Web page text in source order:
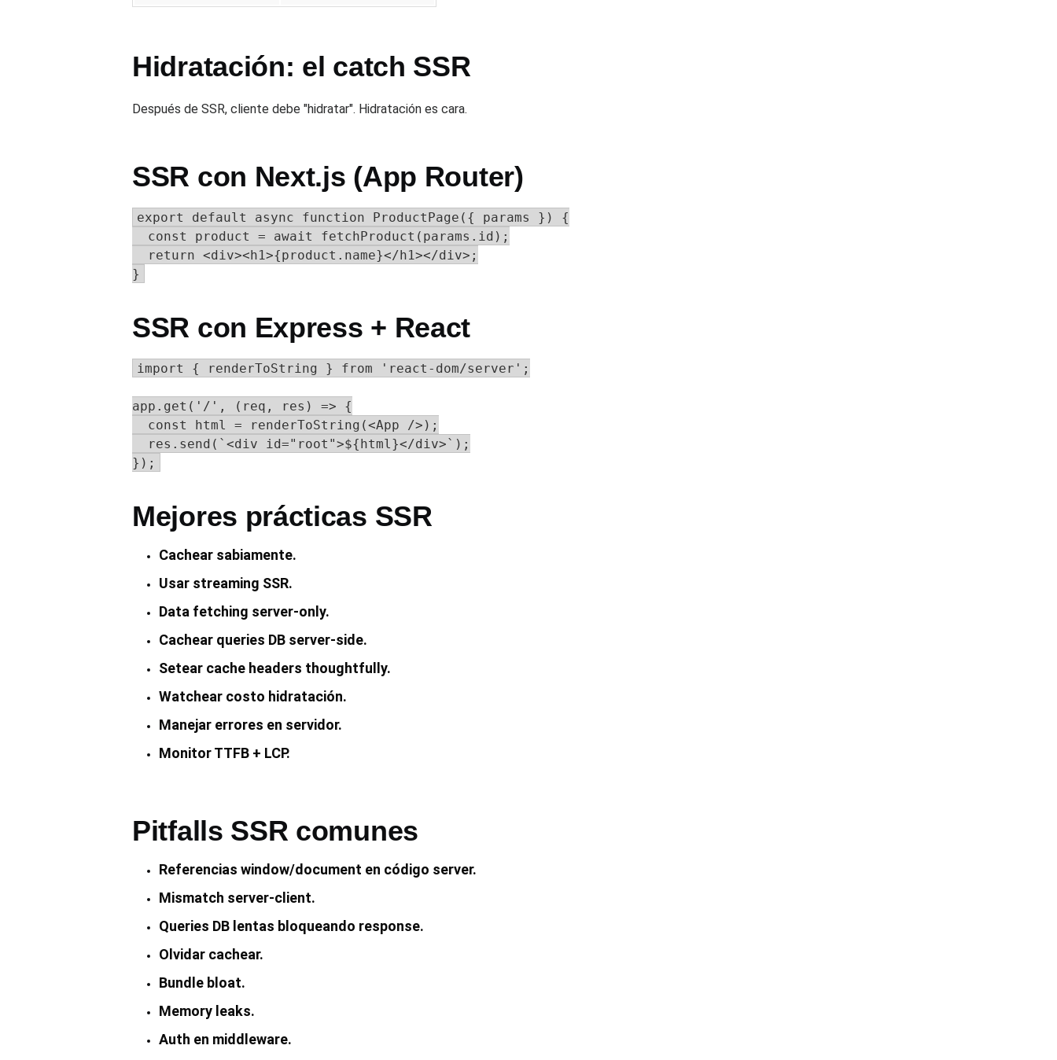
Hidratación: el catch SSR
Después de SSR, cliente debe "hidratar". Hidratación es cara.
SSR con Next.js (App Router)
export default async function ProductPage({ params }) {
  const product = await fetchProduct(params.id);
  return <div><h1>{product.name}</h1></div>;
}
SSR con Express + React
import { renderToString } from 'react-dom/server';
app.get('/', (req, res) => {
  const html = renderToString(<App />);
  res.send(`<div id="root">${html}</div>`);
});
Mejores prácticas SSR
Cachear sabiamente.
Usar streaming SSR.
Data fetching server-only.
Cachear queries DB server-side.
Setear cache headers thoughtfully.
Watchear costo hidratación.
Manejar errores en servidor.
Monitor TTFB + LCP.
Pitfalls SSR comunes
Referencias window/document en código server.
Mismatch server-client.
Queries DB lentas bloqueando response.
Olvidar cachear.
Bundle bloat.
Memory leaks.
Auth en middleware.